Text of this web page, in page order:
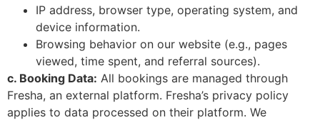
IP address, browser type, operating system, and
device information.
Browsing behavior on our website (e.g., pages
viewed, time spent, and referral sources).
c. Booking Data: All bookings are managed through
Fresha, an external platform. Fresha’s privacy policy
applies to data processed on their platform. We